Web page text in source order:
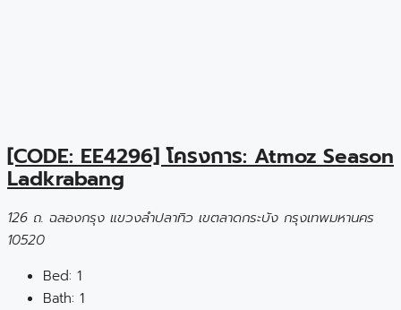
[CODE: EE4296] โครงการ: Atmoz Season
Ladkrabang
126 ถ. ฉลองกรุง แขวงลำปลาทิว เขตลาดกระบัง กรุงเทพมหานคร
10520
Bed: 1
Bath: 1